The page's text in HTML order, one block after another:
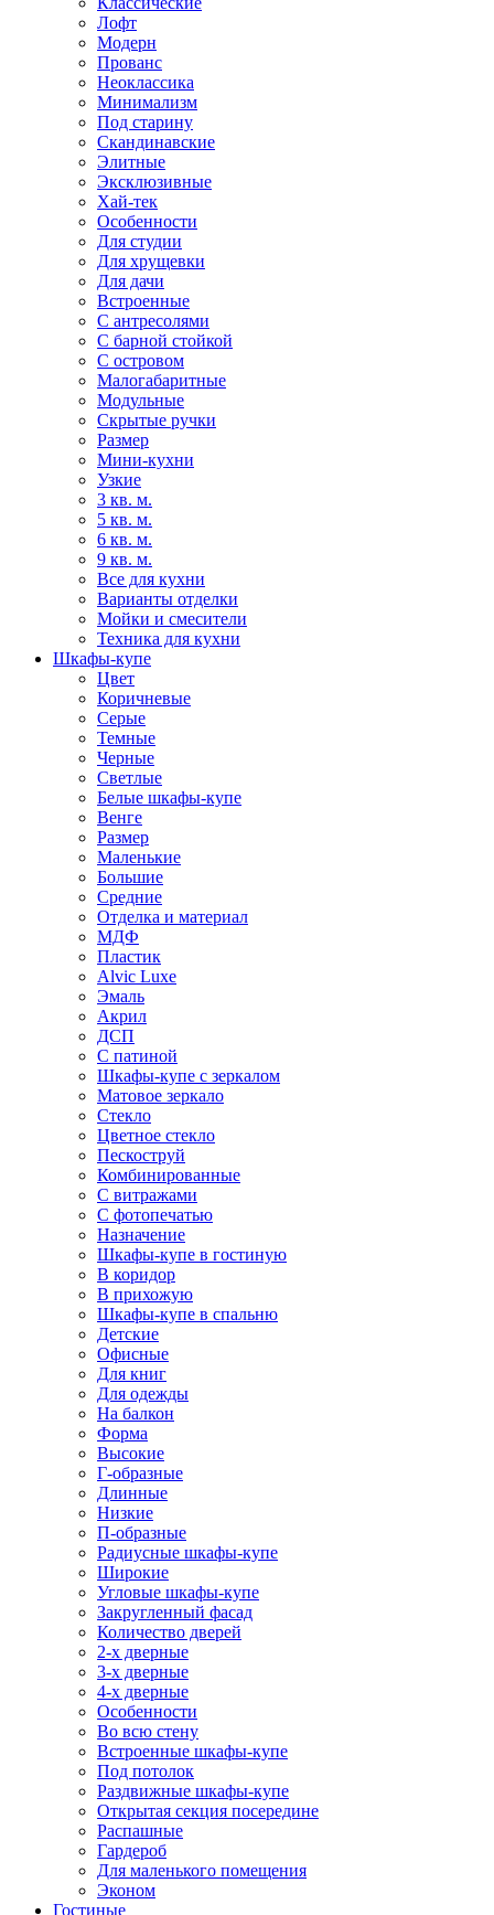
Лофт
Модерн
Прованс
Неоклассика
Минимализм
Под старину
Скандинавские
Элитные
Эксклюзивные
Хай-тек
Особенности
Для студии
Для хрущевки
Для дачи
Встроенные
С антресолями
С барной стойкой
С островом
Малогабаритные
Модульные
Скрытые ручки
Размер
Мини-кухни
Узкие
3 кв. м.
5 кв. м.
6 кв. м.
9 кв. м.
Все для кухни
Варианты отделки
Мойки и смесители
Техника для кухни
Шкафы-купе
Цвет
Коричневые
Серые
Темные
Черные
Светлые
Белые шкафы-купе
Венге
Размер
Маленькие
Большие
Средние
Отделка и материал
МДФ
Пластик
Alvic Luxe
Эмаль
Акрил
ДСП
С патиной
Шкафы-купе с зеркалом
Матовое зеркало
Стекло
Цветное стекло
Пескоструй
Комбинированные
С витражами
С фотопечатью
Назначение
Шкафы-купе в гостиную
В коридор
В прихожую
Шкафы-купе в спальню
Детские
Офисные
Для книг
Для одежды
На балкон
Форма
Высокие
Г-образные
Длинные
Низкие
П-образные
Радиусные шкафы-купе
Широкие
Угловые шкафы-купе
Закругленный фасад
Количество дверей
2-х дверные
3-х дверные
4-х дверные
Особенности
Во всю стену
Встроенные шкафы-купе
Под потолок
Раздвижные шкафы-купе
Открытая секция посередине
Распашные
Гардероб
Для маленького помещения
Эконом
Гостиные